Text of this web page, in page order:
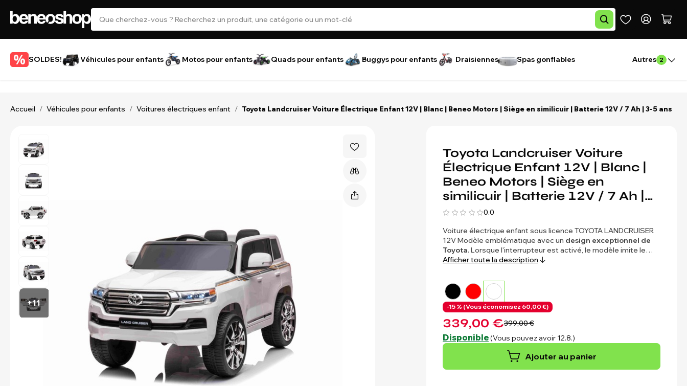
SOLDES! Véhicules pour enfants Motos pour enfants Quads pour enfants Buggys pour enfants Draisiennes Spas gonflables Autres 2
Accueil / Véhicules pour enfants / Voitures électriques enfant / Toyota Landcruiser Voiture Électrique Enfant 12V | Blanc | Beneo Motors | Siège en similicuir | Batterie 12V / 7 Ah | 3-5 ans
+11
Toyota Landcruiser Voiture
Électrique Enfant 12V | Blanc |
Beneo Motors | Siège en
similicuir | Batterie 12V / 7 Ah |
3-5 ans
0.0
Voiture électrique enfant sous licence TOYOTA LANDCRUISER
12V Modèle emblématique avec un design exceptionnel de
Toyota. Lorsque l'interrupteur est activé, le modèle imite le…
Afficher toute la description
-15 % (Vous économisez 60,00 €)
339,00 €399,00 €
Disponible(Vous pouvez avoir 12.8.)
Ajouter au panier